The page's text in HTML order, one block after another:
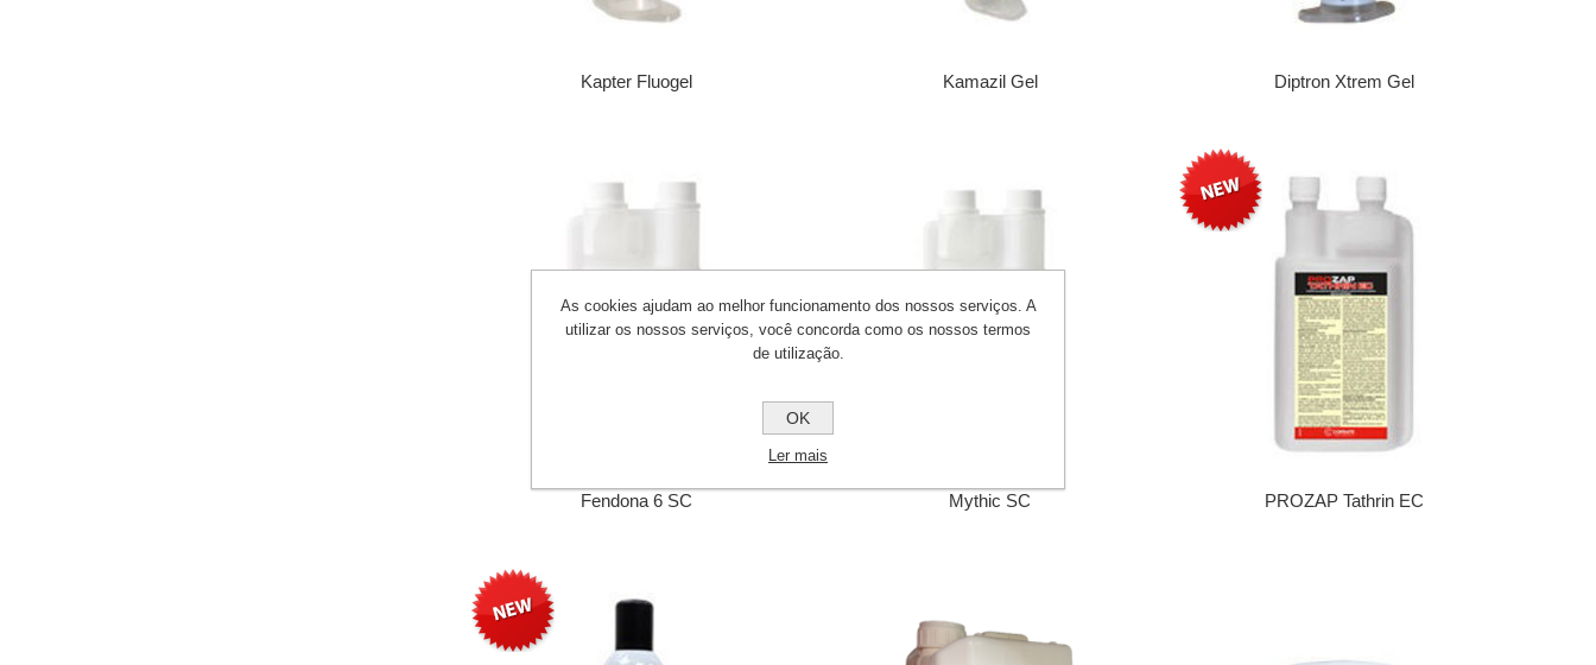
Kapter Fluogel Kamazil Gel Diptron Xtrem Gel
Fendona 6 SC Mythic SC PROZAP Tathrin EC
As cookies ajudam ao melhor funcionamento dos nossos serviços. A
utilizar os nossos serviços, você concorda como os nossos termos
de utilização.
OK
Ler mais